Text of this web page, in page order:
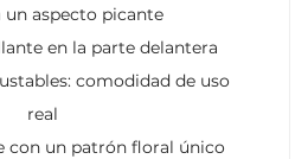
un aspecto picante
en la parte delantera
comodidad de uso
real
con un patrón floral único